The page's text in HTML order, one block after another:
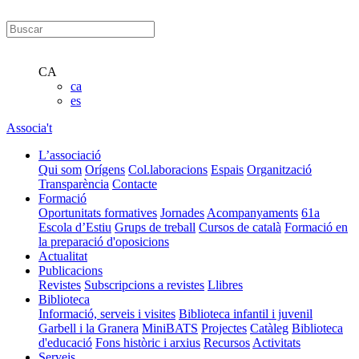
CA
ca
es
Associa't
L’associació
Qui som Orígens Col.laboracions Espais Organització
Transparència Contacte
Formació
Oportunitats formatives Jornades Acompanyaments 61a
Escola d’Estiu Grups de treball Cursos de català Formació en
la preparació d'oposicions
Actualitat
Publicacions
Revistes Subscripcions a revistes Llibres
Biblioteca
Informació, serveis i visites Biblioteca infantil i juvenil
Garbell i la Granera MiniBATS Projectes Catàleg Biblioteca
d'educació Fons històric i arxius Recursos Activitats